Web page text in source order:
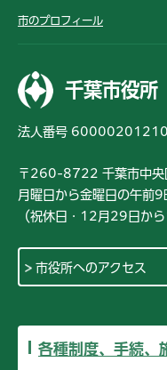
市のプロフィール
千葉市役所
法人番号
〒260-8722 千葉市中央
月曜日から金曜日の午前
（祝休日・12月29日から
市役所へのアクセス
各種制度、手続、